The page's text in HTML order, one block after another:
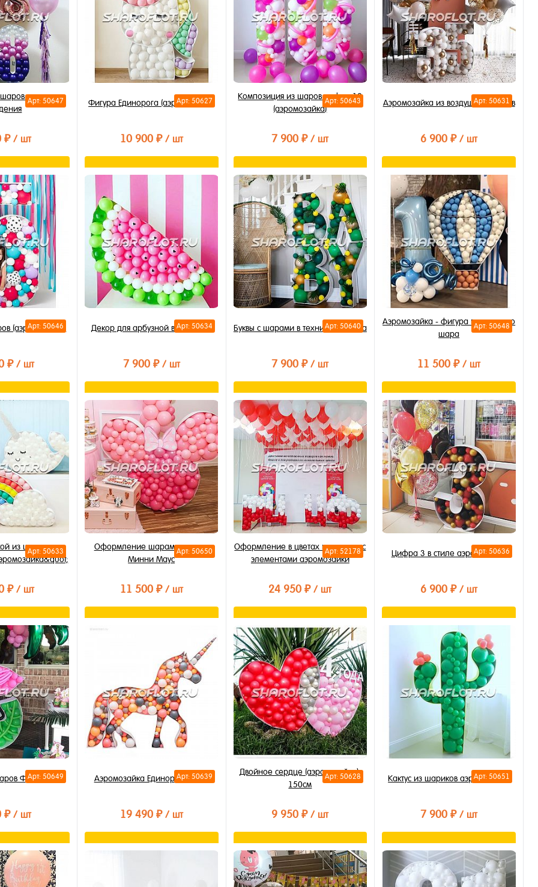
В наличии
В наличии
В наличии
Арт: 50647
на день
₽ / шт
Арт: 50627
Фигура Единорога (аэромозайка)
10 900 ₽ / шт
В корзину
Купить в 1 клик
В избранное
В наличии
Арт: 50643
Композиция из шаров цифра 10
(аэромозайка)
7 900 ₽/ шт
В корзину
Купить в 1 клик
В избранное
В наличии
Арт: 50631
Аэромозайка из воздушных шаров
6 900 ₽/ шт
В корзину
Купить в 1 клик
В избранное
В наличии
Арт: 50646
(аэромозайка)
₽ / шт
Арт: 50634
Декор для арбузной вечеринки
7 900 ₽ / шт
В корзину
Купить в 1 клик
В избранное
В наличии
Арт: 50640
Буквы с шарами в технике мозаика
7 900 ₽/ шт
В корзину
Купить в 1 клик
В избранное
В наличии
Арт: 50648
Аэромозайка - фигура воздушного
шара
11 500 ₽/ шт
В корзину
Купить в 1 клик
В избранное
В наличии
Арт: 50633
из шаров в
₽ / шт
Арт: 50650
Оформление шарами в стиле
Минни Маус
11 500 ₽ / шт
Арт: 52178
Оформление в цветах компании с
элементами аэромозайки
24 950 ₽/ шт
В корзину
Купить в 1 клик
В избранное
В наличии
Арт: 50636
Цифра 3 в стиле аэромозайка
6 900 ₽/ шт
В корзину
Купить в 1 клик
В избранное
В наличии
Арт: 50649
Фламинго
₽ / шт
Арт: 50639
Аэромозайка Единорог, 200см
19 490 ₽ / шт
В корзину
Арт: 50628
Двойное сердце (аэромозайка),
150см
9 950 ₽/ шт
В корзину
Купить в 1 клик
Арт: 50651
Кактус из шариков аэромозайка
7 900 ₽/ шт
В корзину
Купить в 1 клик